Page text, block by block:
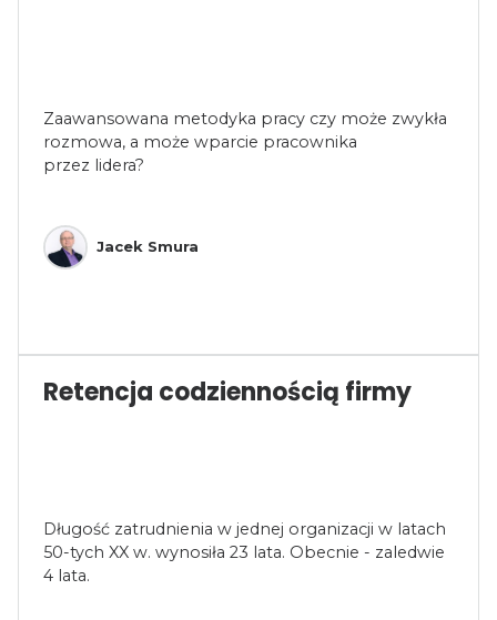
Zaawansowana metodyka pracy czy może zwykła
rozmowa, a może wparcie pracownika
przez lidera?
Jacek Smura
Retencja codziennością firmy
Długość zatrudnienia w jednej organizacji w latach
50-tych XX w. wynosiła 23 lata. Obecnie - zaledwie
4 lata.